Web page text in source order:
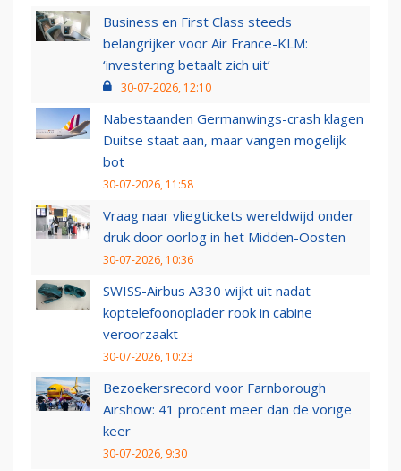
Business en First Class steeds
belangrijker voor Air France-KLM:
‘investering betaalt zich uit’
30-07-2026, 12:10
Nabestaanden Germanwings-crash klagen
Duitse staat aan, maar vangen mogelijk
bot
30-07-2026, 11:58
Vraag naar vliegtickets wereldwijd onder
druk door oorlog in het Midden-Oosten
30-07-2026, 10:36
SWISS-Airbus A330 wijkt uit nadat
koptelefoonoplader rook in cabine
veroorzaakt
30-07-2026, 10:23
Bezoekersrecord voor Farnborough
Airshow: 41 procent meer dan de vorige
keer
30-07-2026, 9:30